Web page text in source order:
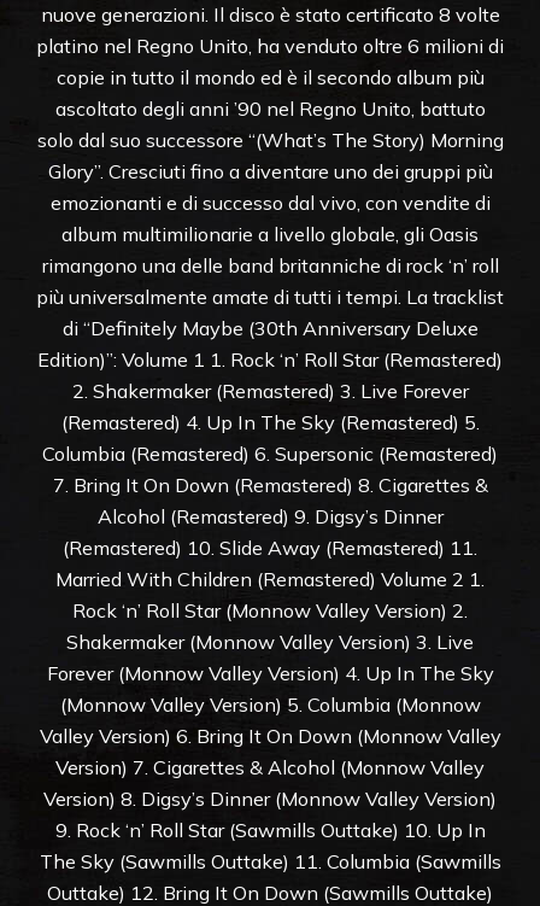
nuove generazioni. Il disco è stato certificato 8 volte
platino nel Regno Unito, ha venduto oltre 6 milioni di
copie in tutto il mondo ed è il secondo album più
ascoltato degli anni ’90 nel Regno Unito, battuto
solo dal suo successore “(What’s The Story) Morning
Glory”. Cresciuti fino a diventare uno dei gruppi più
emozionanti e di successo dal vivo, con vendite di
album multimilionarie a livello globale, gli Oasis
rimangono una delle band britanniche di rock ‘n’ roll
più universalmente amate di tutti i tempi. La tracklist
di “Definitely Maybe (30th Anniversary Deluxe
Edition)”: Volume 1 1. Rock ‘n’ Roll Star (Remastered)
2. Shakermaker (Remastered) 3. Live Forever
(Remastered) 4. Up In The Sky (Remastered) 5.
Columbia (Remastered) 6. Supersonic (Remastered)
7. Bring It On Down (Remastered) 8. Cigarettes &
Alcohol (Remastered) 9. Digsy’s Dinner
(Remastered) 10. Slide Away (Remastered) 11.
Married With Children (Remastered) Volume 2 1.
Rock ‘n’ Roll Star (Monnow Valley Version) 2.
Shakermaker (Monnow Valley Version) 3. Live
Forever (Monnow Valley Version) 4. Up In The Sky
(Monnow Valley Version) 5. Columbia (Monnow
Valley Version) 6. Bring It On Down (Monnow Valley
Version) 7. Cigarettes & Alcohol (Monnow Valley
Version) 8. Digsy’s Dinner (Monnow Valley Version)
9. Rock ‘n’ Roll Star (Sawmills Outtake) 10. Up In
The Sky (Sawmills Outtake) 11. Columbia (Sawmills
Outtake) 12. Bring It On Down (Sawmills Outtake)